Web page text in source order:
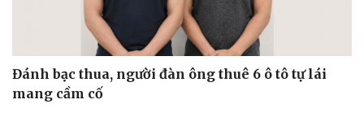
Đánh bạc thua, người đàn ông thuê 6 ô tô tự lái
mang cầm cố